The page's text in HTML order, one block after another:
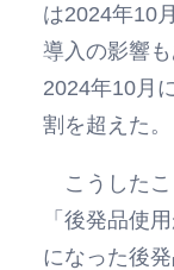
は2024年10
導入の影響
2024年10月
割を超えた。
こうしたこ
「後発品使
になった後